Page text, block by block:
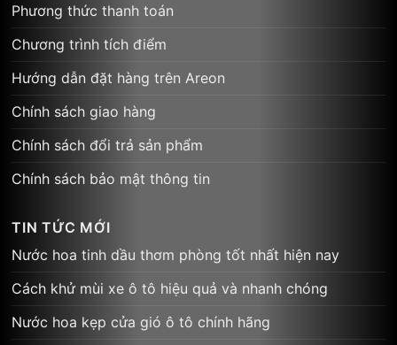
Phương thức thanh toán
Chương trình tích điểm
Hướng dẫn đặt hàng trên Areon
Chính sách giao hàng
Chính sách đổi trả sản phẩm
Chính sách bảo mật thông tin
TIN TỨC MỚI
Nước hoa tinh dầu thơm phòng tốt nhất hiện nay
Cách khử mùi xe ô tô hiệu quả và nhanh chóng
Nước hoa kẹp cửa gió ô tô chính hãng